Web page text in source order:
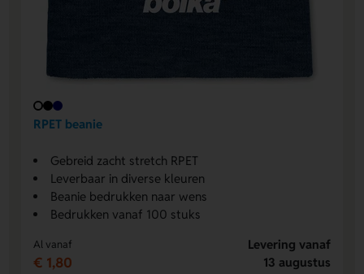
RPET beanie
Gebreid zacht stretch RPET
Leverbaar in diverse kleuren
Beanie bedrukken naar wens
Bedrukken vanaf 100 stuks
Al vanaf
€ 1,80
Levering vanaf
13 augustus